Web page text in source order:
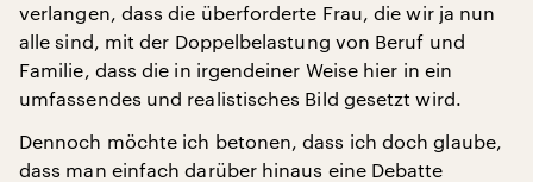
verlangen, dass die überforderte Frau, die wir ja nun
alle sind, mit der Doppelbelastung von Beruf und
Familie, dass die in irgendeiner Weise hier in ein
umfassendes und realistisches Bild gesetzt wird.
Dennoch möchte ich betonen, dass ich doch glaube,
dass man einfach darüber hinaus eine Debatte